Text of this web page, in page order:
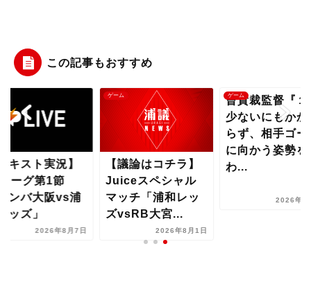
この記事もおすすめ
キスト実況】
ーグ第1節
ンバ大阪vs浦
ッズ」
2026年8月7日
ゲーム
【議論はコチラ】
Juiceスペシャル
マッチ「浦和レッ
ズvsRB大宮...
2026年8月1日
ゲーム
曺貴裁監督『１
少ないにもかか
らず、相手ゴー
に向かう姿勢を
わ...
2026年8